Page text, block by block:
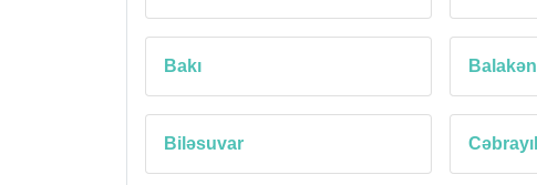
Bakı Balakən
Biləsuvar Cəbrayıl